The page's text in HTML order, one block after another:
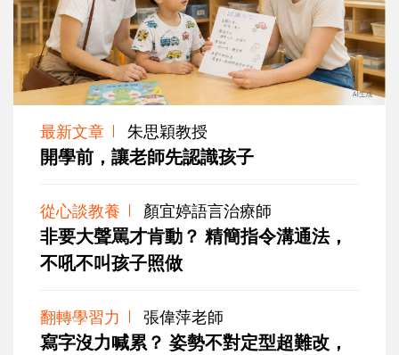
最新文章 朱思穎教授
開學前，讓老師先認識孩子
從心談教養 顏宜婷語言治療師
非要大聲罵才肯動？ 精簡指令溝通法，
不吼不叫孩子照做
翻轉學習力 張偉萍老師
寫字沒力喊累？ 姿勢不對定型超難改，